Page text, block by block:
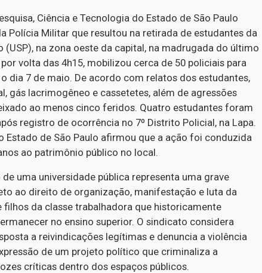
Ciência e Tecnologia do Estado de São Paulo
Polícia Militar que resultou na retirada de estudantes da
(USP), na zona oeste da capital, na madrugada do último
volta das 4h15, mobilizou cerca de 50 policiais para
dia 7 de maio. De acordo com relatos dos estudantes,
gás lacrimogêneo e cassetetes, além de agressões
ao menos cinco feridos. Quatro estudantes foram
registro de ocorrência no 7º Distrito Policial, na Lapa.
Estado de São Paulo afirmou que a ação foi conduzida
ao patrimônio público no local.
uma universidade pública representa uma grave
ao direito de organização, manifestação e luta da
filhos da classe trabalhadora que historicamente
no ensino superior. O sindicato considera
a reivindicações legítimas e denuncia a violência
de um projeto político que criminaliza a
críticas dentro dos espaços públicos.